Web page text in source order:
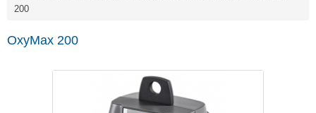
200
OxyMax 200